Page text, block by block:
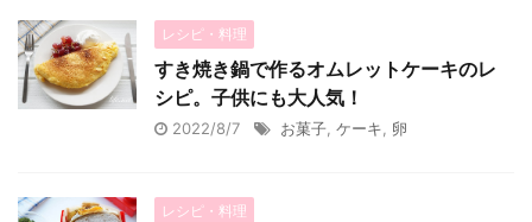
レシピ・料理
すき焼き鍋で作るオムレットケーキのレ
シピ。子供にも大人気！
2022/8/7 お菓子 ケーキ 卵
レシピ・料理